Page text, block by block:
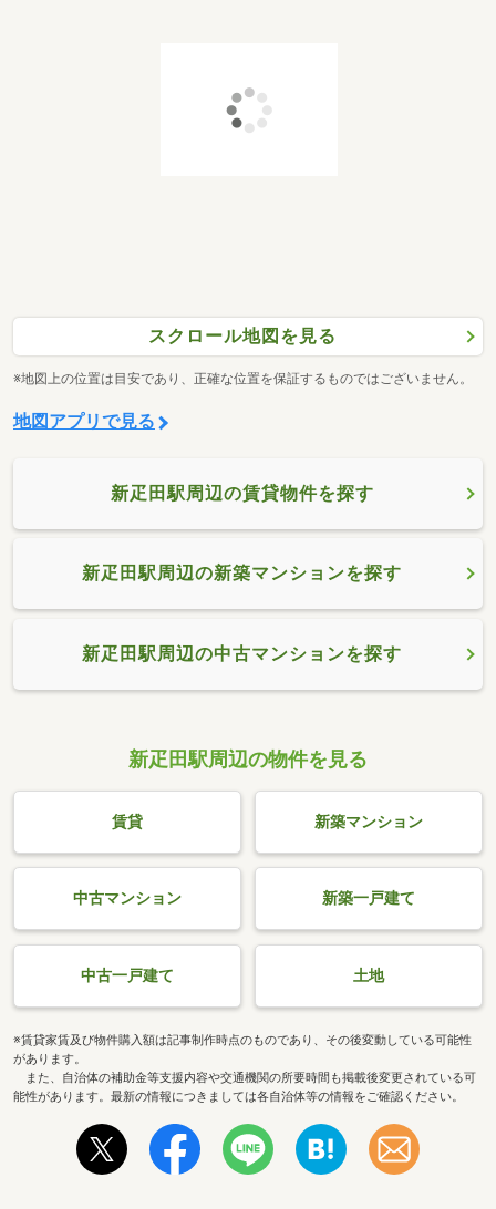
スクロール地図を見る
※地図上の位置は目安であり、正確な位置を保証するものではございません。
地図アプリで見る
新疋田駅周辺の賃貸物件を探す
新疋田駅周辺の新築マンションを探す
新疋田駅周辺の中古マンションを探す
新疋田駅周辺の物件を見る
賃貸 新築マンション
中古マンション 新築一戸建て
中古一戸建て 土地
※賃貸家賃及び物件購入額は記事制作時点のものであり、その後変動している可能性
があります。
また、自治体の補助金等支援内容や交通機関の所要時間も掲載後変更されている可
能性があります。最新の情報につきましては各自治体等の情報をご確認ください。